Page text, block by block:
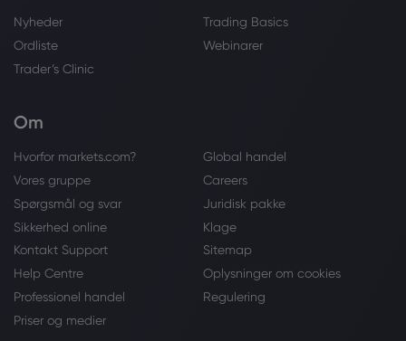
Nyheder
Trading Basics
Ordliste
Webinarer
Trader’s Clinic
Om
Hvorfor markets.com?
Global handel
Vores gruppe
Careers
Spørgsmål og svar
Juridisk pakke
Sikkerhed online
Klage
Kontakt Support
Sitemap
Help Centre
Oplysninger om cookies
Professionel handel
Regulering
Priser og medier